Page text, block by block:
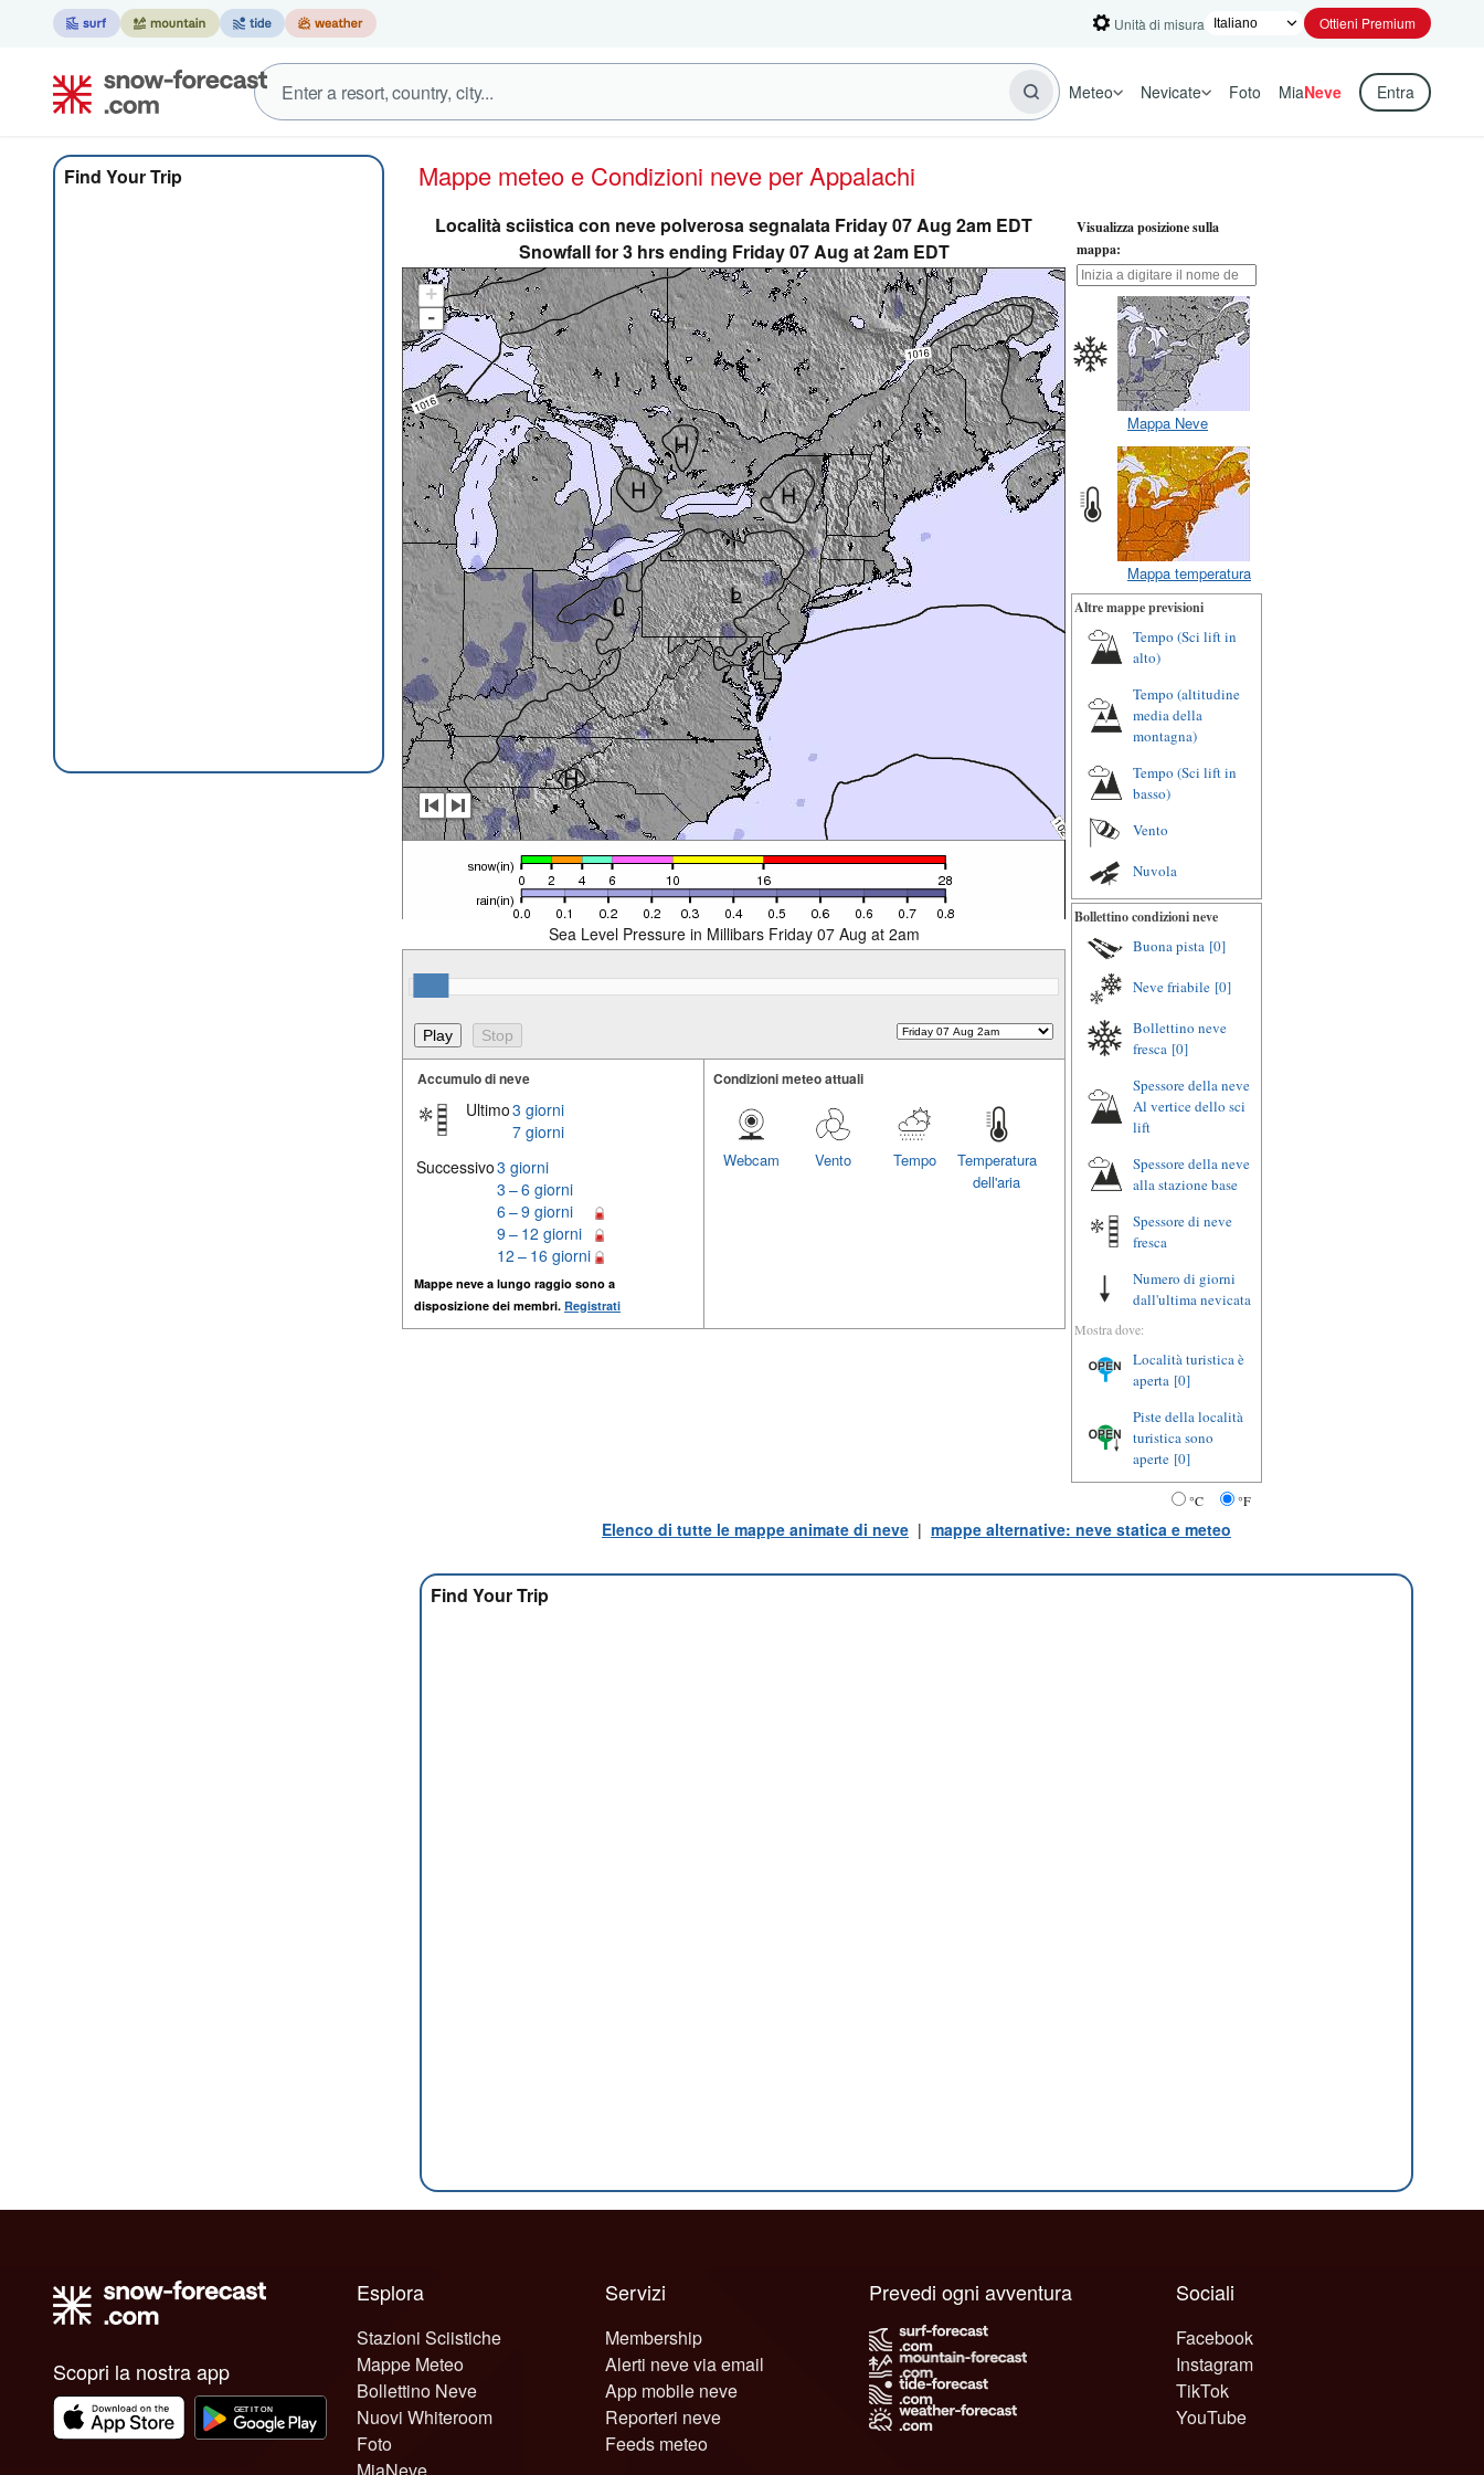
Unità di misura Ottieni Premium
Meteo Nevicate Foto MiaNeve Entra
Find Your Trip Mappe meteo e Condizioni neve per Appalachi
Località sciistica con neve polverosa segnalata Friday 07 Aug 2am EDT
Snowfall for 3 hrs ending Friday 07 Aug at 2am EDT
+
-
Sea Level Pressure in Millibars Friday 07 Aug at 2am
Accumulo di neve
Ultimo3 giorni
7 giorni
Successivo3 giorni
3 – 6 giorni
6 – 9 giorni
9 – 12 giorni
12 – 16 giorni
Mappe neve a lungo raggio sono a
disposizione dei membri. Registrati
Condizioni meteo attuali
Temperatura
dell'aria
Tempo
Vento
Webcam
Visualizza posizione sulla
mappa:
Mappa Neve
Mappa temperatura
Altre mappe previsioni
Tempo (Sci lift in
alto)
Tempo (altitudine
media della
montagna)
Tempo (Sci lift in
basso)
Vento
Nuvola
Bollettino condizioni neve
Buona pista [0]
Neve friabile [0]
Bollettino neve
fresca [0]
Spessore della neve
Al vertice dello sci
lift
Spessore della neve
alla stazione base
Spessore di neve
fresca
Numero di giorni
dall'ultima nevicata
Mostra dove:
Località turistica è
aperta [0]
Piste della località
turistica sono
aperte [0]
°C °F
Elenco di tutte le mappe animate di neve | mappe alternative: neve statica e meteo
Find Your Trip
Scopri la nostra app
Esplora
Stazioni Sciistiche
Mappe Meteo
Bollettino Neve
Nuovi Whiteroom
Foto
Servizi
Membership
Alerti neve via email
App mobile neve
Reporteri neve
Feeds meteo
Sociali
Facebook
Instagram
TikTok
YouTube
Prevedi ogni avventura